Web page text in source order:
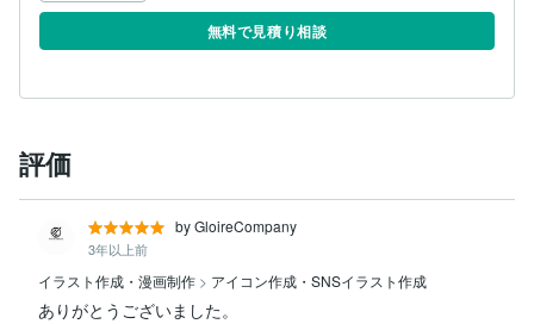
無料で見積り相談
評価
by GloireCompany
3年以上前
イラスト作成・漫画制作 > アイコン作成・SNSイラスト作成
ありがとうございました。